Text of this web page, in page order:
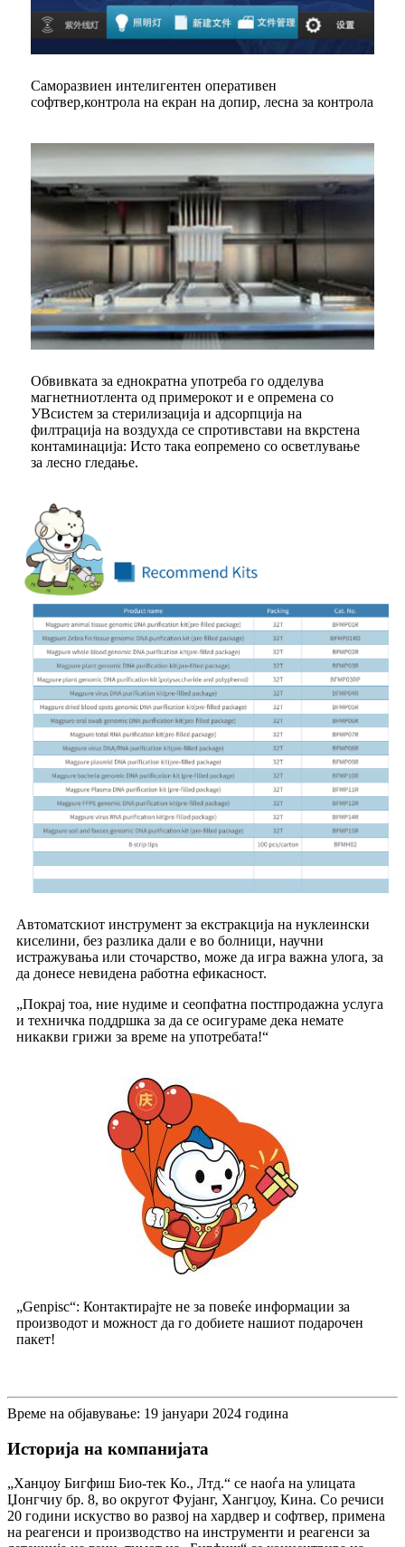
Саморазвиен интелигентен оперативен
софтвер,контрола на екран на допир, лесна за контрола
Обвивката за еднократна употреба го одделува
магнетниотлента од примерокот и е опремена со
УВсистем за стерилизација и адсорпција на
филтрација на воздухда се спротивстави на вкрстена
контаминација: Исто така еопремено со осветлување
за лесно гледање.
Автоматскиот инструмент за екстракција на нуклеински
киселини, без разлика дали е во болници, научни
истражувања или сточарство, може да игра важна улога, за
да донесе невидена работна ефикасност.
„Покрај тоа, ние нудиме и сеопфатна постпродажна услуга
и техничка поддршка за да се осигураме дека немате
никакви грижи за време на употребата!“
„Genpisc“: Контактирајте не за повеќе информации за
производот и можност да го добиете нашиот подарочен
пакет!
Време на објавување: 19 јануари 2024 година
Историја на компанијата
„Ханџоу Бигфиш Био-тек Ко., Лтд.“ се наоѓа на улицата
Џонгчиу бр. 8, во округот Фујанг, Хангџоу, Кина. Со речиси
20 години искуство во развој на хардвер и софтвер, примена
на реагенси и производство на инструменти и реагенси за